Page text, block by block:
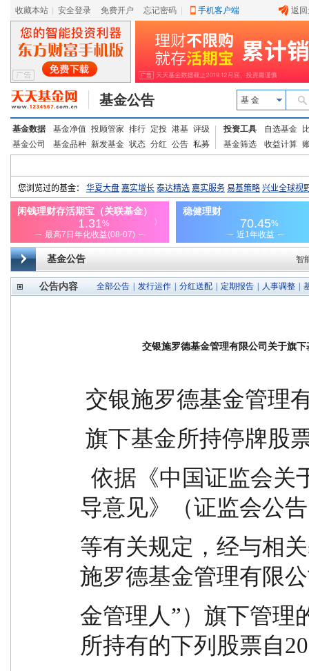
收藏本站 安全登录 免费开户 忘记密码 手机客户端 返
基金公告 基 金
基金数据 基金净值 投顾管家 排行 定投 港基 评级
基金公司
基金品种 新发基金 状态 分红 公告 私募
投资工具 自选基金
基金筛选
收益计算
基金公告 智
公告内容 全部公告 发行运作 分红送配 定期报告 人事调整
交银施罗德基金管理有限公司关于旗
交银施罗德基金管理
旗下基金所持停牌股
导意见》（证监会公
等有关规定，经与相
施罗德基金管理有限
金管理人”）旗下管理
所持有的下列股票自